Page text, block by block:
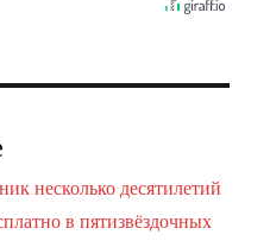
несколько десятилетий
в пятизвёздочных